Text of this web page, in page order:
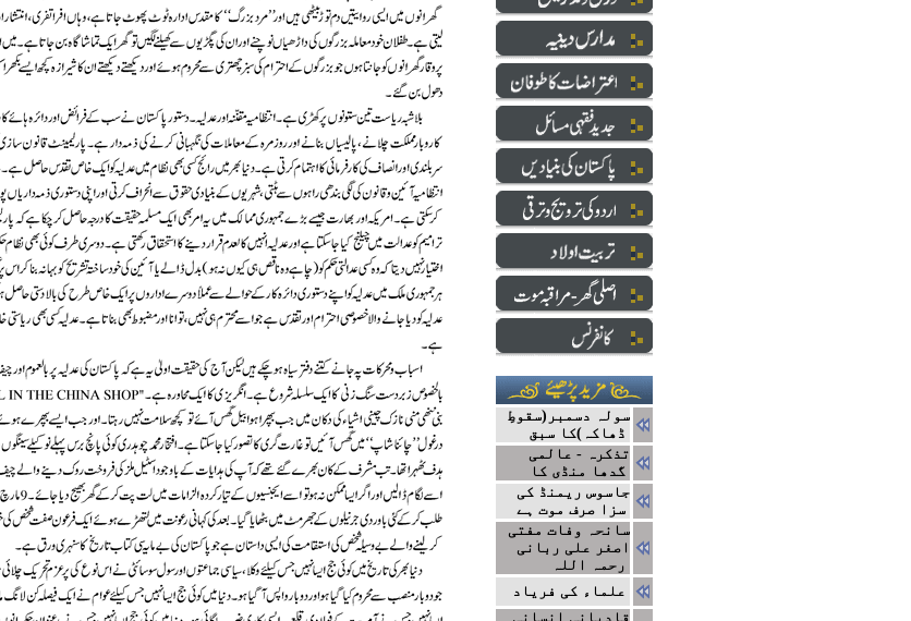
سولہ دسمبر(سقوطِ
ڈھاکہ)کا سبق
تذکرہ - عالمی
گدھا منڈی کا
جاسوس ریمنڈ کی
سزا صرف موت ہے
سانحہ وفات مفتی
اصغر علی ربانی
رحمہ اللہ
علماء کی فریاد
قادیانی انسانی